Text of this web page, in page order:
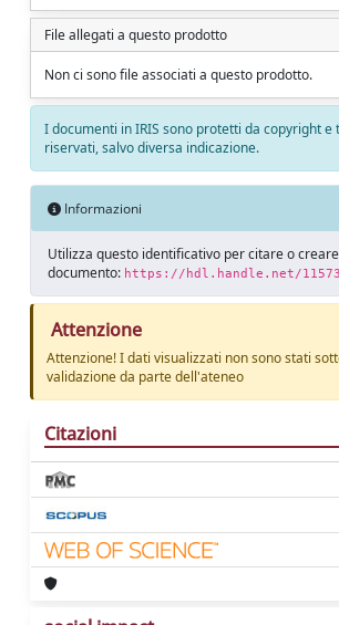
File allegati a questo prodotto
Non ci sono file associati a questo prodotto.
I documenti in IRIS sono protetti da copyright
riservati, salvo diversa indicazione.
Informazioni
Utilizza questo identificativo per citare o
documento: https://hdl.handle.net/
Attenzione
Attenzione! I dati visualizzati non sono stati
validazione da parte dell'ateneo
Citazioni